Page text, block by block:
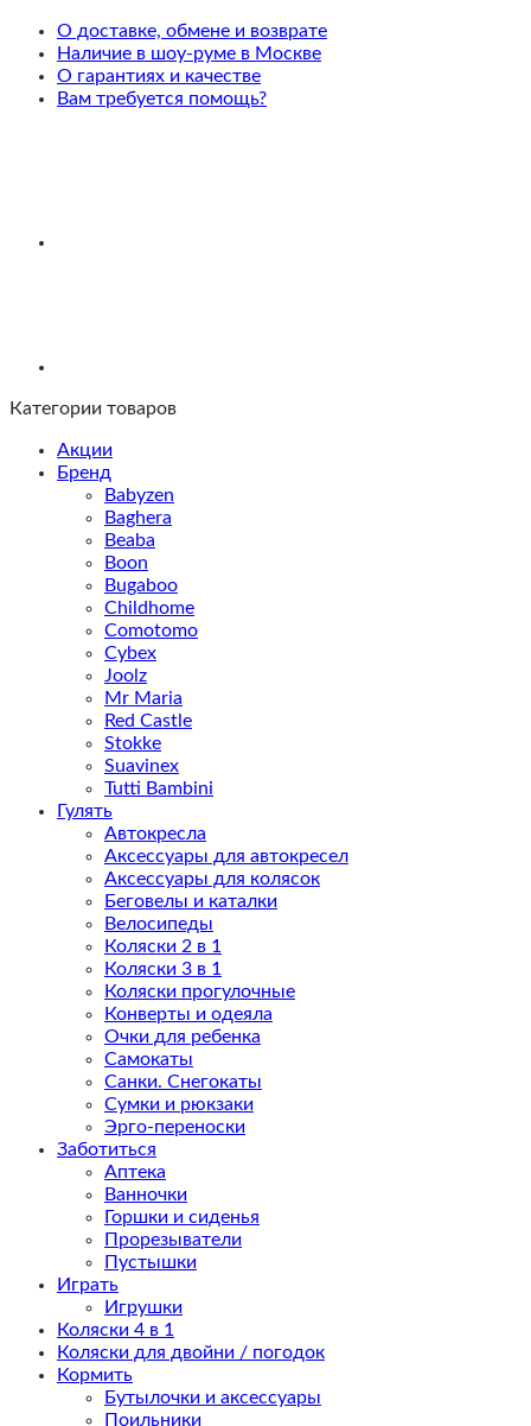
контейнеров
по
250
мл
О доставке, обмене и возврате
Наличие в шоу-руме в Москве
О гарантиях и качестве
Вам требуется помощь?
Категории товаров
Акции
Бренд
Babyzen
Baghera
Beaba
Boon
Bugaboo
Childhome
Comotomo
Cybex
Joolz
Mr Maria
Red Castle
Stokke
Suavinex
Tutti Bambini
Гулять
Автокресла
Аксессуары для автокресел
Аксессуары для колясок
Беговелы и каталки
Велосипеды
Коляски 2 в 1
Коляски 3 в 1
Коляски прогулочные
Конверты и одеяла
Очки для ребенка
Самокаты
Санки. Снегокаты
Сумки и рюкзаки
Эрго-переноски
Заботиться
Аптека
Ванночки
Горшки и сиденья
Прорезыватели
Пустышки
Играть
Игрушки
Коляски 4 в 1
Коляски для двойни / погодок
Кормить
Бутылочки и аксессуары
Поильники